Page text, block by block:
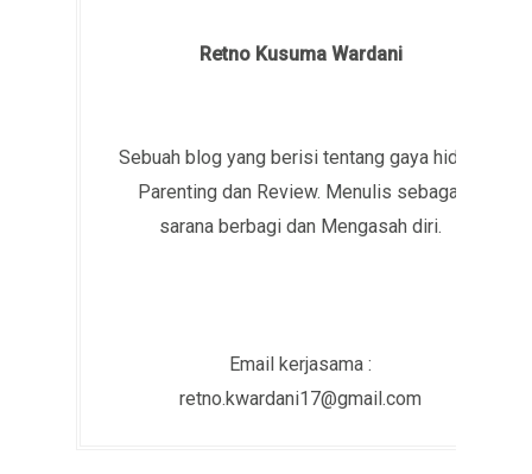
Retno Kusuma Wardani
Sebuah blog yang berisi tentang gaya hidup,
Parenting dan Review. Menulis sebagai
sarana berbagi dan Mengasah diri.
Email kerjasama :
retno.kwardani17@gmail.com